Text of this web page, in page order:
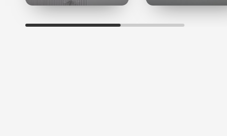
обмен, обладают защитными свойствами.